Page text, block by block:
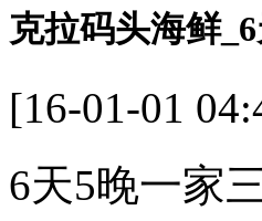
克拉码头海鲜
[16-01-01
6天5晚一家